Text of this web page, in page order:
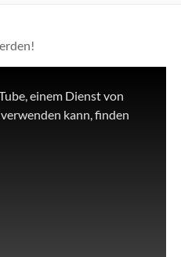
einem Dienst von
kann, finden